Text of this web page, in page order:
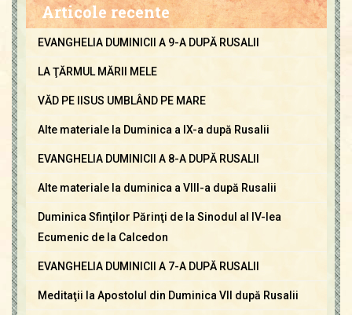
Articole recente
EVANGHELIA DUMINICII A 9-A DUPĂ RUSALII
LA ŢĂRMUL MĂRII MELE
VĂD PE IISUS UMBLÂND PE MARE
Alte materiale la Duminica a IX-a după Rusalii
EVANGHELIA DUMINICII A 8-A DUPĂ RUSALII
Alte materiale la duminica a VIII-a după Rusalii
Duminica Sfinţilor Părinţi de la Sinodul al IV-lea
Ecumenic de la Calcedon
EVANGHELIA DUMINICII A 7-A DUPĂ RUSALII
Meditaţii la Apostolul din Duminica VII după Rusalii